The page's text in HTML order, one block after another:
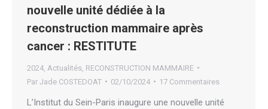
nouvelle unité dédiée à la
reconstruction mammaire après
cancer : RESTITUTE
2024 Actualités RECONSTRUCTION MAMMAIRE
Par Jade COSTEDOAT 02/10/2024 17 Commentaires
L’Institut du Sein-Paris inaugure une nouvelle unité